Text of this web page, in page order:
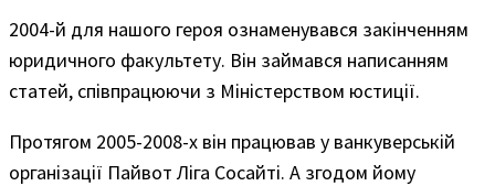
2004-й для нашого героя ознаменувався закінченням
юридичного факультету. Він займався написанням
статей, співпрацюючи з Міністерством юстиції.
Протягом 2005-2008-х він працював у ванкуверській
організації Пайвот Ліга Сосайті. А згодом йому